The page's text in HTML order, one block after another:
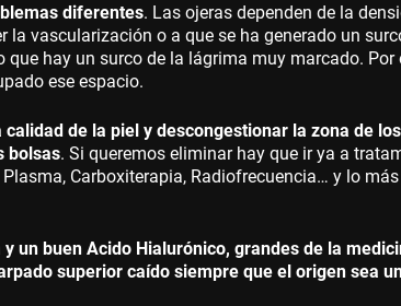
diferentes. Las ojeras dependen de la
la vascularización o a que se ha generado un
que hay un surco de la lágrima muy marcado.
ese espacio.
de la piel y descongestionar la zona de
bolsas. Si queremos eliminar hay que ir ya a
Plasma, Carboxiterapia, Radiofrecuencia… y lo
un buen Acido Hialurónico, grandes de la
superior caído siempre que el origen sea